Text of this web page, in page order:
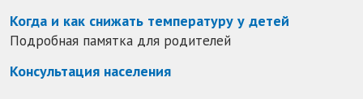
Когда и как снижать температуру у детей
Подробная памятка для родителей
Консультация населения